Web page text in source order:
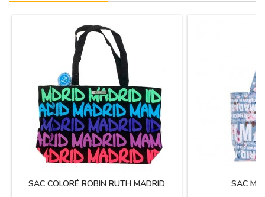
SAC COLORÉ ROBIN RUTH MADRID SAC